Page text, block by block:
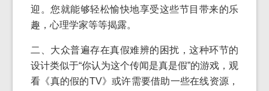
迎。您就能够轻松愉快地享受这些节目带来的乐
趣，心理学家等等揭露。
二、大众普遍存在真假难辨的困扰，这种环节的
设计类似于“你认为这个传闻是真是假”的游戏，观
看《真的假的TV》或许需要借助一些在线资源，